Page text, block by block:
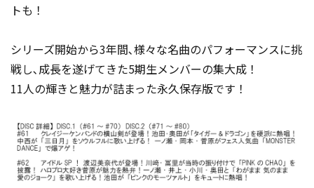
トも！
シリーズ開始から3年間､様々な名曲のパフォーマンスに挑
戦し､成長を遂げてきた5期生メンバーの集大成！
11人の輝きと魅力が詰まった永久保存版です！